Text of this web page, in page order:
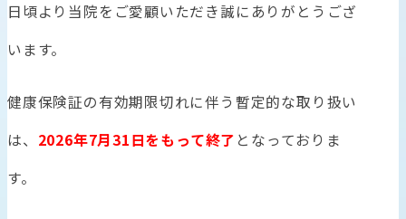
日頃より当院をご愛顧いただき誠にありがとうござ
います。
健康保険証の有効期限切れに伴う暫定的な取り扱い
は、 2026年7月31日をもって終了 となっておりま
す。